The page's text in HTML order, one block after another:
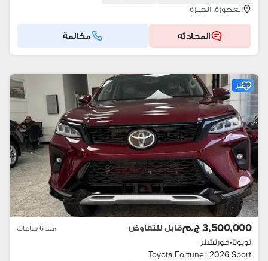
العجوزة، الجيزة
المحادثه مكالمة
مميز
3,500,000 ج.م قابل للتفاوض منذ 6 ساعات
تويوتا•فورتشنر
Toyota Fortuner 2026 Sport